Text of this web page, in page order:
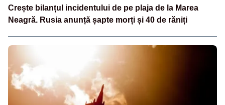
Crește bilanțul incidentului de pe plaja de la Marea
Neagră. Rusia anunță șapte morți și 40 de răniți